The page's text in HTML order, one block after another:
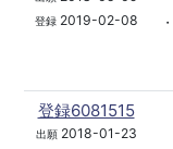
登録2019-02-08
・
登録6081515
出願2018-01-23